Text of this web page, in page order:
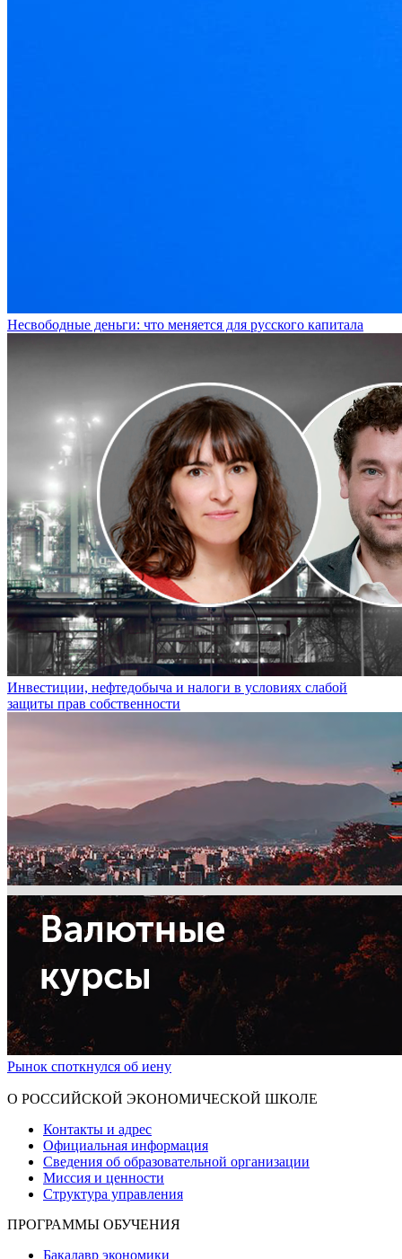
Несвободные деньги: что меняется для русского капитала
Инвестиции, нефтедобыча и налоги в условиях слабой
защиты прав собственности
Рынок споткнулся об иену
О РОССИЙСКОЙ ЭКОНОМИЧЕСКОЙ ШКОЛЕ
Контакты и адрес
Официальная информация
Сведения об образовательной организации
Миссия и ценности
Структура управления
ПРОГРАММЫ ОБУЧЕНИЯ
Бакалавр экономики